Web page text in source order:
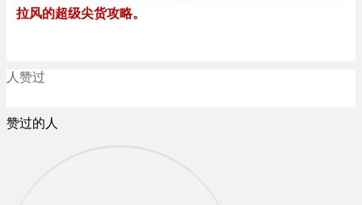
拉风的超级尖货攻略。
人赞过
赞过的人